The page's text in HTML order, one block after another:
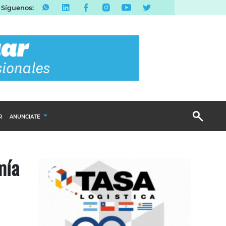
Síguenos:
ANUNCIATE
Branded Content
Publicidad Revista